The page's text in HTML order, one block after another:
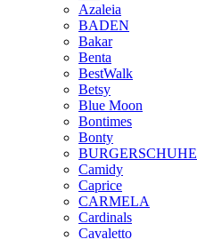
Azaleia
BADEN
Bakar
Benta
BestWalk
Betsy
Blue Moon
Bontimes
Bonty
BURGERSCHUHE
Camidy
Caprice
CARMELA
Cardinals
Cavaletto